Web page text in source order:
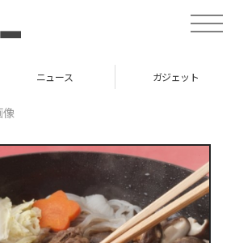
toggle
ニュース ガジェット
像